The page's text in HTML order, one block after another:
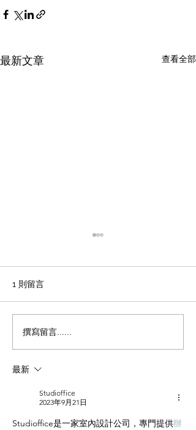
最新文章 查看全部
office裝修輕磚的主要功能
1、重量輕：絕對乾容重500-
土的1/4，粘土磚的1/3，空心
磚的1/2。它類似於木頭，可
的綜合成本。 2、耐火性：耐
材料。...
1 則留言
撰寫留言......
最新
Studioffice
2023年9月21日
Studioffice是一家室內設計公司，專門提供辦